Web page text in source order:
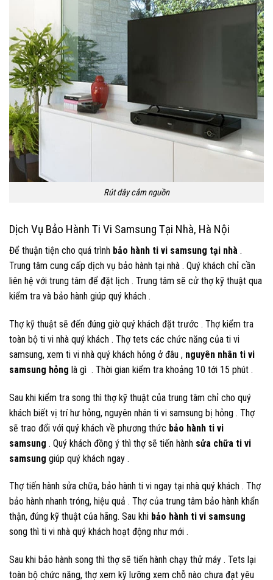
Rút dây cắm nguồn
Dịch Vụ Bảo Hành Ti Vi Samsung Tại Nhà, Hà Nội
Để thuận tiện cho quá trình bảo hành ti vi samsung tại nhà .
Trung tâm cung cấp dịch vụ bảo hành tại nhà . Quý khách chỉ cần
liên hệ với trung tâm để đặt lịch . Trung tâm sẽ cử thợ kỹ thuật qua
kiểm tra và bảo hành giúp quý khách .
Thợ kỹ thuật sẽ đến đúng giờ quý khách đặt trước . Thợ kiểm tra
toàn bộ ti vi nhà quý khách . Thợ tets các chức năng của ti vi
samsung, xem ti vi nhà quý khách hỏng ở đâu , nguyên nhân ti vi
samsung hỏng là gì . Thời gian kiểm tra khoảng 10 tới 15 phút .
Sau khi kiểm tra song thì thợ kỹ thuật của trung tâm chỉ cho quý
khách biết vị trí hư hỏng, nguyên nhân ti vi samsung bị hỏng . Thợ
sẽ trao đổi với quý khách về phương thức bảo hành ti vi
samsung . Quý khách đồng ý thì thợ sẽ tiến hành sửa chữa ti vi
samsung giúp quý khách ngay .
Thợ tiến hành sửa chữa, bảo hành ti vi ngay tại nhà quý khách . Thợ
bảo hành nhanh tróng, hiệu quả . Thợ của trung tâm bảo hành khẩn
thận, đúng kỹ thuật của hãng. Sau khi bảo hành ti vi samsung
song thì ti vi nhà quý khách hoạt động như mới .
Sau khi bảo hành song thì thợ sẽ tiến hành chạy thử máy . Tets lại
toàn bộ chức năng, thợ xem kỹ lưỡng xem chỗ nào chưa đạt yêu